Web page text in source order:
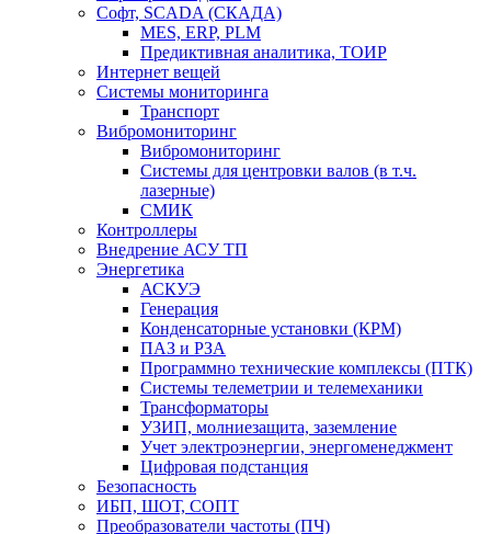
Софт, SCADA (СКАДА)
MES, ERP, PLM
Предиктивная аналитика, ТОИР
Интернет вещей
Системы мониторинга
Транспорт
Вибромониторинг
Вибромониторинг
Системы для центровки валов (в т.ч.
лазерные)
СМИК
Контроллеры
Внедрение АСУ ТП
Энергетика
АСКУЭ
Генерация
Конденсаторные установки (КРМ)
ПАЗ и РЗА
Программно технические комплексы (ПТК)
Системы телеметрии и телемеханики
Трансформаторы
УЗИП, молниезащита, заземление
Учет электроэнергии, энергоменеджмент
Цифровая подстанция
Безопасность
ИБП, ШОТ, СОПТ
Преобразователи частоты (ПЧ)